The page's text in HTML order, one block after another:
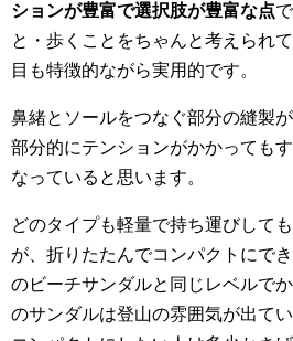
ションが豊富で選択肢が豊富な点
と・歩くことをちゃんと考えられ
目も特徴的ながら実用的です。
鼻緒とソールをつなぐ部分の縫製
部分的にテンションがかかっても
なっていると思います。
どのタイプも軽量で持ち運びして
が、折りたたんでコンパクトにで
のビーチサンダルと同じレベルで
のサンダルは登山の雰囲気が出て